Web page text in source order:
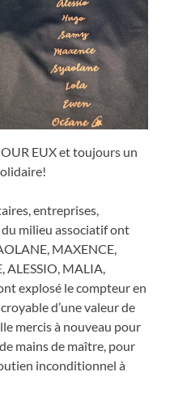
EUX et toujours un
entreprises,
milieu associatif ont
MAXENCE,
ALESSIO, MALIA,
explosé le compteur en
d’une valeur de
mercis à nouveau pour
mains de maître, pour
inconditionnel à